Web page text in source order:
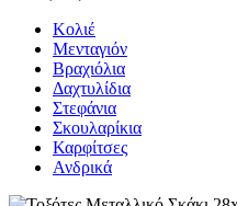
Κολιέ
Μενταγιόν
Βραχιόλια
Δαχτυλίδια
Στεφάνια
Σκουλαρίκια
Καρφίτσες
Ανδρικά